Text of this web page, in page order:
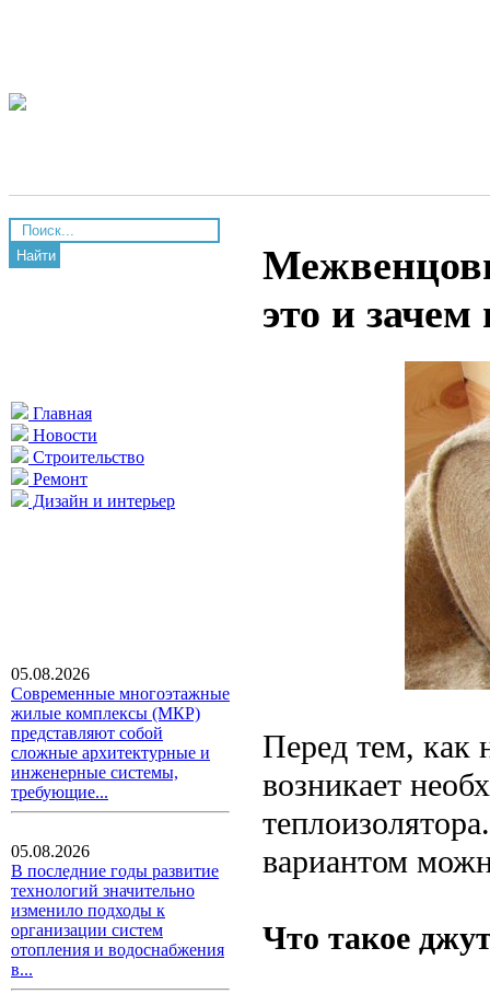
Найти
Главная
Новости
Строительство
Ремонт
Дизайн и интерьер
05.08.2026
Современные многоэтажные
жилые комплексы (МКР)
представляют собой
сложные архитектурные и
инженерные системы,
требующие...
05.08.2026
В последние годы развитие
технологий значительно
изменило подходы к
организации систем
отопления и водоснабжения
в...
это и зачем
Перед тем, как
возникает
вариантом
Что такое